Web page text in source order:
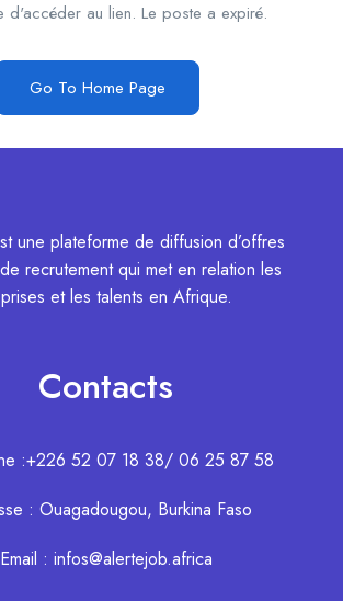
d'accéder au lien. Le poste a expiré.
Go To Home Page
une plateforme de diffusion d’offres
recrutement qui met en relation les
et les talents en Afrique.
Contacts
:+226 52 07 18 38/ 06 25 87 58
: Ouagadougou, Burkina Faso
Email : infos@alertejob.africa